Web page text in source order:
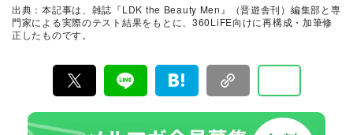
頼性を損なわないように、趣味を兼ねたジョギングで老
いと内臓脂肪と格闘中。週末はどこかしらのサッカース
タジアムに出没。
2023年に発足した本音で語るメンズ美容誌 & おすすめ情
報メディア。男性向けスキンケア、ヘアケアアイテムな
よび専門家とともに実際に比較テストする編集部。編集
長・田中妙子を中心とした新設チームです。
出典：本記事は、雑誌『LDK the Beauty Men』（晋遊舎刊）編集部と専
門家による実際のテスト結果をもとに、360LiFE向けに再構成・加筆修
正したものです。